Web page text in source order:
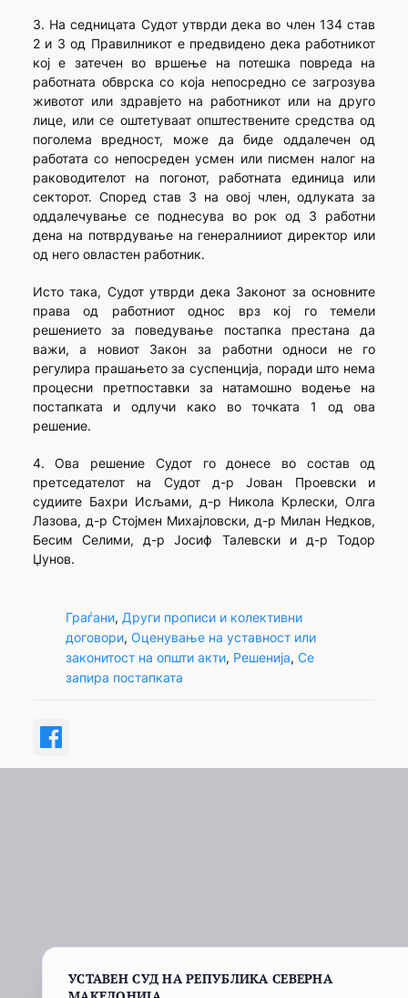
3. На седницата Судот утврди дека во член 134 став
2 и 3 од Правилникот е предвидено дека работникот
кој е затечен во вршење на потешка повреда на
работната обврска со која непосредно се загрозува
животот или здравјето на работникот или на друго
лице, или се оштетуваат општествените средства од
поголема вредност, може да биде оддалечен од
работата со непосреден усмен или писмен налог на
раководителот на погонот, работната единица или
секторот. Според став 3 на овој член, одлуката за
оддалечување се поднесува во рок од 3 работни
дена на потврдување на генералнииот директор или
од него овластен работник.
Исто така, Судот утврди дека Законот за основните
права од работниот однос врз кој го темели
решението за поведување постапка престана да
важи, а новиот Закон за работни односи не го
регулира прашањето за суспенција, поради што нема
процесни претпоставки за натамошно водење на
постапката и одлучи како во точката 1 од ова
решение.
4. Ова решение Судот го донесе во состав од
претседателот на Судот д-р Јован Проевски и
судиите Бахри Исљами, д-р Никола Крлески, Олга
Лазова, д-р Стојмен Михајловски, д-р Милан Недков,
Бесим Селими, д-р Јосиф Талевски и д-р Тодор
Џунов.
Граѓани, Други прописи и колективни
договори, Оценување на уставност или
законитост на општи акти, Решенија, Се
запира постапката
УСТАВЕН СУД НА РЕПУБЛИКА СЕВЕРНА